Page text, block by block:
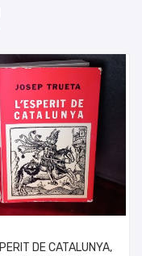
DE CATALUNYA,